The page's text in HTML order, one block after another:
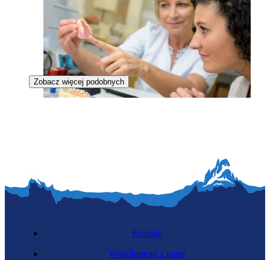
Zobacz więcej podobnych
Kontakt
Współpracuj z nami